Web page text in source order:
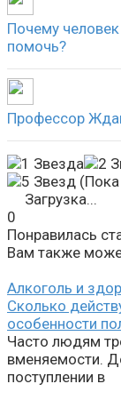
Почему
помочь?
Профессор
Загрузка...
0
Понравилась
Вам также
Алкоголь и
Сколько
особенности
Часто людям
вменяемости.
поступлении в